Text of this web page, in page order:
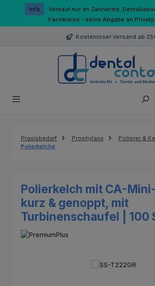
Zum Hauptinhalt springen
Info
Verkauf nur an Zahnärzte,
Fachkreise – keine Abgabe an
Kostenloser Versand ab
Praxisbedarf Prophylaxe
Polierer &
Polierkelche
Polierkelch mit CA-
kurz & genoppt, mit
Turbinenschaufel | 100
Bildergalerie überspringen